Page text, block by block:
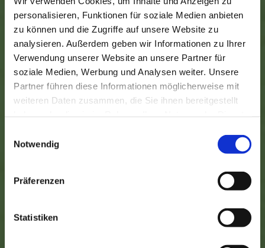
personalisieren, Funktionen für soziale Medien anbieten
zu können und die Zugriffe auf unsere Website zu
analysieren. Außerdem geben wir Informationen zu Ihrer
Verwendung unserer Website an unsere Partner für
soziale Medien, Werbung und Analysen weiter. Unsere
Partner führen diese Informationen möglicherweise mit
weiteren Daten zusammen, die Sie ihnen bereitgestellt
Notwendig
Präferenzen
Statistiken
Organisation & Abwicklung
sämtlicher Formalitäten
Wir übernehmen die Erledigung aller
Formalitäten, darunter die Beantragung
Abmeldungen bei Behörden,
Krankenkassen und Rententrägern sowie
Rentenvorschusszahlung für Witwen oder